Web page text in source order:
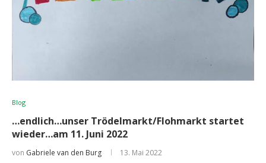
Blog
…endlich…unser Trödelmarkt/Flohmarkt startet
wieder…am 11. Juni 2022
von Gabriele van den Burg 13. Mai 2022